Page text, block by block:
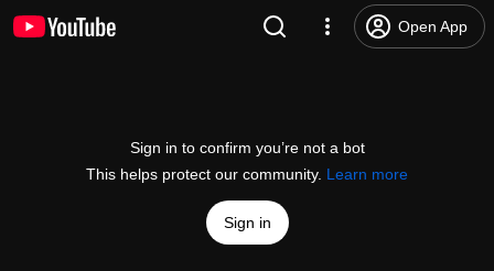
Open App
Sign in to confirm you’re not a bot
This helps protect our community. Learn more
Sign in